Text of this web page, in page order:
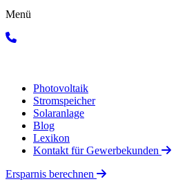
Menü
Photovoltaik
Stromspeicher
Solaranlage
Blog
Lexikon
Kontakt für Gewerbekunden
Ersparnis berechnen